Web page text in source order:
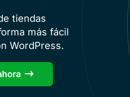
tiendas
más fácil
WordPress.